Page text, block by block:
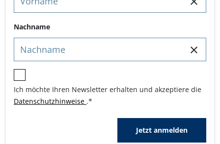
Nachname
Ich möchte Ihren Newsletter erhalten und akzeptiere die
Datenschutzhinweise .